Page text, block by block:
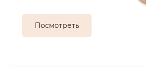
Посмотреть